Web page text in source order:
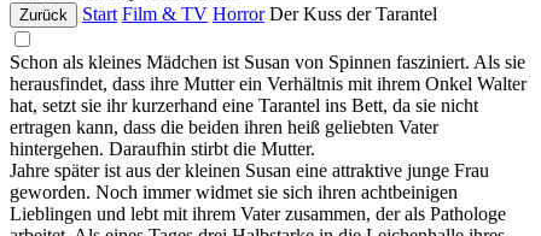
Zurück Start Film & TV Horror Der Kuss der Tarantel
Schon als kleines Mädchen ist Susan von Spinnen fasziniert. Als sie
herausfindet, dass ihre Mutter ein Verhältnis mit ihrem Onkel Walter
hat, setzt sie ihr kurzerhand eine Tarantel ins Bett, da sie nicht
ertragen kann, dass die beiden ihren heiß geliebten Vater
hintergehen. Daraufhin stirbt die Mutter.
Jahre später ist aus der kleinen Susan eine attraktive junge Frau
geworden. Noch immer widmet sie sich ihren achtbeinigen
Lieblingen und lebt mit ihrem Vater zusammen, der als Pathologe